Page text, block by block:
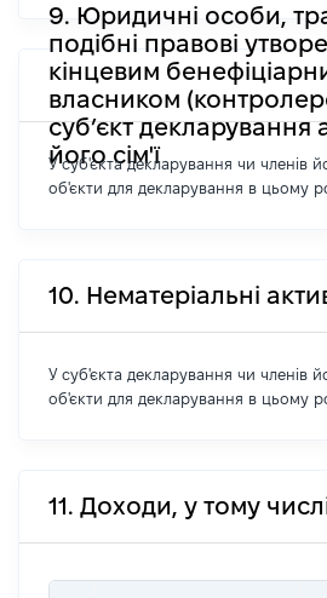
9. Юридичні особи,
подібні правові
кінцевим
власником
суб’єкт декларування
його сім'ї
У суб'єкта декларування чи членів
об'єкти для декларування в цьому
10. Нематеріальні
У суб'єкта декларування чи членів
об'єкти для декларування в цьому
11. Доходи, у тому